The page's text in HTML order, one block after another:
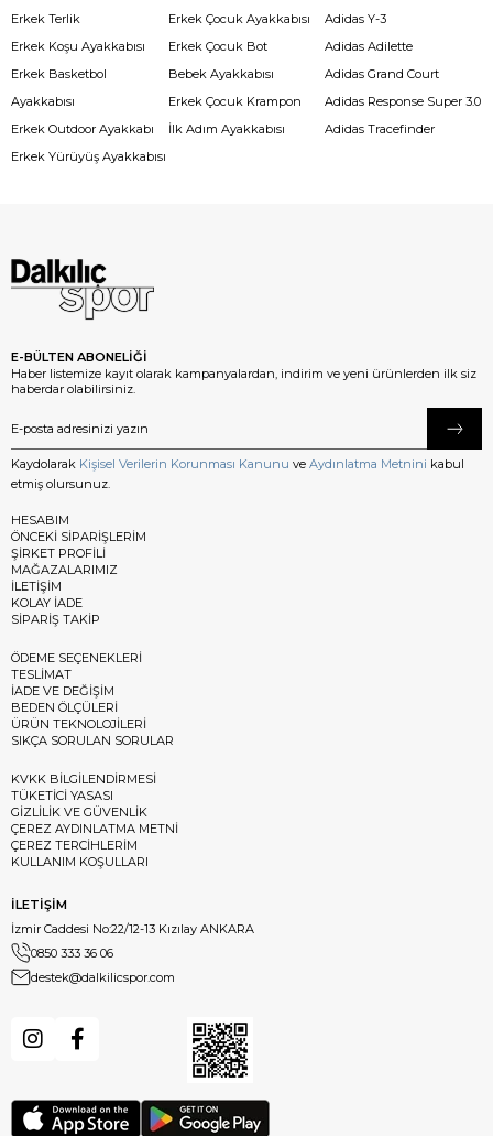
Erkek Terlik
Erkek Koşu Ayakkabısı
Erkek Basketbol
Ayakkabısı
Erkek Outdoor Ayakkabı
Erkek Yürüyüş Ayakkabısı
Erkek Çocuk Ayakkabısı
Erkek Çocuk Bot
Bebek Ayakkabısı
Erkek Çocuk Krampon
İlk Adım Ayakkabısı
Adidas Y-3
Adidas Adilette
Adidas Grand Court
Adidas Response Super 3.0
Adidas Tracefinder
E-BÜLTEN ABONELİĞİ
Haber listemize kayıt olarak kampanyalardan, indirim ve yeni ürünlerden ilk siz
haberdar olabilirsiniz.
Kaydolarak Kişisel Verilerin Korunması Kanunu ve Aydınlatma Metnini kabul
etmiş olursunuz.
HESABIM
ÖNCEKİ SİPARİŞLERİM
ŞİRKET PROFİLİ
MAĞAZALARIMIZ
İLETİŞİM
KOLAY İADE
SİPARİŞ TAKİP
ÖDEME SEÇENEKLERİ
TESLİMAT
İADE VE DEĞİŞİM
BEDEN ÖLÇÜLERİ
ÜRÜN TEKNOLOJİLERİ
SIKÇA SORULAN SORULAR
KVKK BİLGİLENDİRMESİ
TÜKETİCİ YASASI
GİZLİLİK VE GÜVENLİK
ÇEREZ AYDINLATMA METNİ
ÇEREZ TERCİHLERİM
KULLANIM KOŞULLARI
İLETİŞİM
İzmir Caddesi No:22/12-13 Kızılay ANKARA
0850 333 36 06
destek@dalkilicspor.com